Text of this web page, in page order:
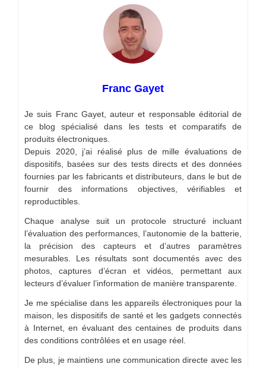
Franc Gayet
Je suis Franc Gayet, auteur et responsable éditorial de
ce blog spécialisé dans les tests et comparatifs de
produits électroniques.
Depuis 2020, j’ai réalisé plus de mille évaluations de
dispositifs, basées sur des tests directs et des données
fournies par les fabricants et distributeurs, dans le but de
fournir des informations objectives, vérifiables et
reproductibles.
Chaque analyse suit un protocole structuré incluant
l’évaluation des performances, l’autonomie de la batterie,
la précision des capteurs et d’autres paramètres
mesurables. Les résultats sont documentés avec des
photos, captures d’écran et vidéos, permettant aux
lecteurs d’évaluer l’information de manière transparente.
Je me spécialise dans les appareils électroniques pour la
maison, les dispositifs de santé et les gadgets connectés
à Internet, en évaluant des centaines de produits dans
des conditions contrôlées et en usage réel.
De plus, je maintiens une communication directe avec les